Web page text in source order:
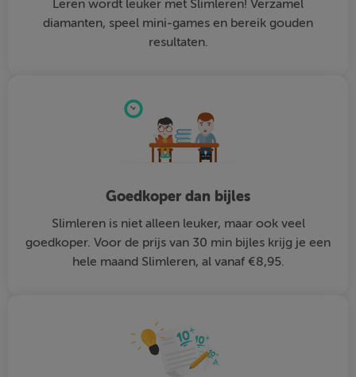
Leren wordt leuker met Slimleren! Verzamel
diamanten, speel mini-games en bereik gouden
resultaten.
Goedkoper dan bijles
Slimleren is niet alleen leuker, maar ook veel
goedkoper. Voor de prijs van 30 min bijles krijg je een
hele maand Slimleren, al vanaf €8,95.